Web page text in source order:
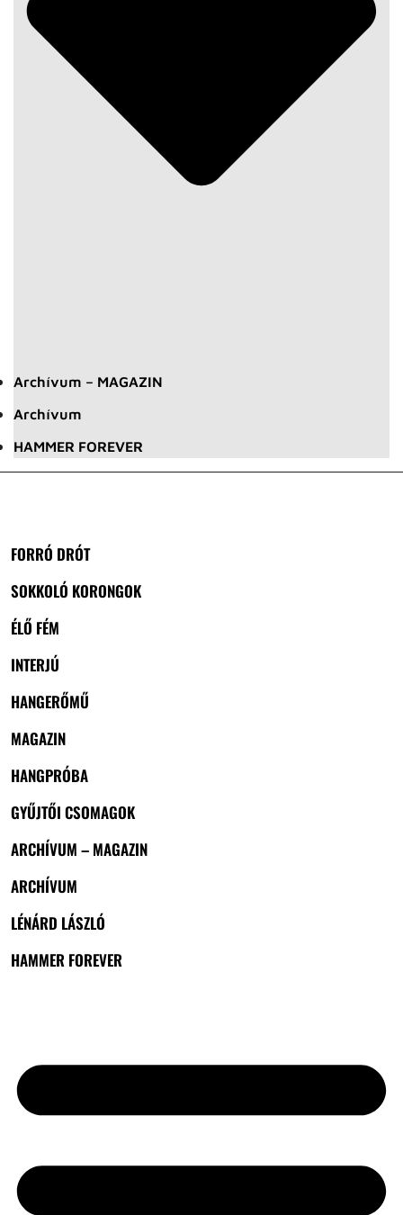
Archívum – MAGAZIN
Archívum
HAMMER FOREVER
FORRÓ DRÓT
SOKKOLÓ KORONGOK
ÉLŐ FÉM
INTERJÚ
HANGERŐMŰ
MAGAZIN
HANGPRÓBA
GYŰJTŐI CSOMAGOK
ARCHÍVUM – MAGAZIN
ARCHÍVUM
LÉNÁRD LÁSZLÓ
HAMMER FOREVER